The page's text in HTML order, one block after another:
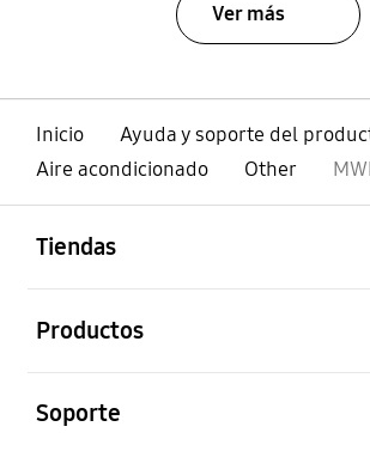
Ver más
Inicio
Ayuda y soporte del
Aire acondicionado
Other
Tiendas
Productos
Soporte